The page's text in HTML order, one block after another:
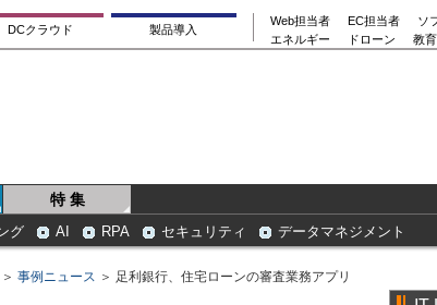
DCクラウド 製品導入
Web担当者 EC担当者
ソ
エネルギー
ドローン 教
特 集
グ AI RPA セキュリティ データマネジメント
＞ 事例ニュース ＞ 足利銀行、住宅ローンの審査業務アプリ